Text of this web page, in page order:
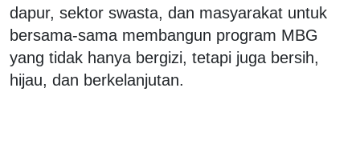
dapur, sektor swasta, dan masyarakat untuk
bersama-sama membangun program MBG
yang tidak hanya bergizi, tetapi juga bersih,
hijau, dan berkelanjutan.